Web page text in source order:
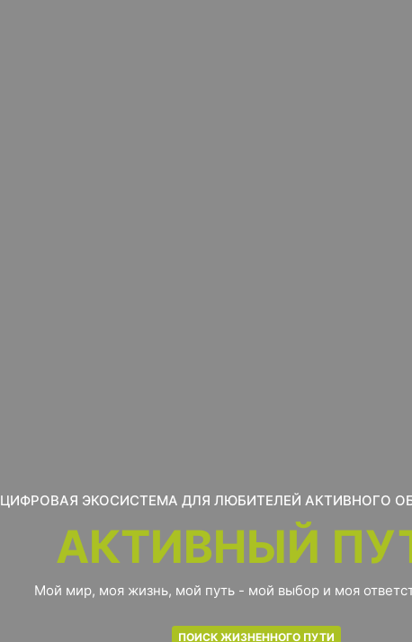
ЦИФРОВАЯ ЭКОСИСТЕМА ДЛЯ ЛЮБИТЕЛЕЙ АКТИВНОГО
АКТИВНЫЙ
Мой мир, моя жизнь, мой путь - мой выбор и моя
ПОИСК ЖИЗНЕННОГО ПУТИ